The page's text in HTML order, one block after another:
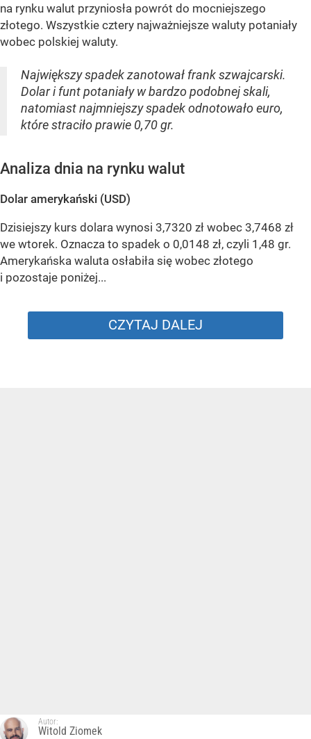
na rynku walut przyniosła powrót do mocniejszego
złotego. Wszystkie cztery najważniejsze waluty potaniały
wobec polskiej waluty.
Największy spadek zanotował frank szwajcarski.
Dolar i funt potaniały w bardzo podobnej skali,
natomiast najmniejszy spadek odnotowało euro,
które straciło prawie 0,70 gr.
Analiza dnia na rynku walut
Dolar amerykański (USD)
Dzisiejszy kurs dolara wynosi 3,7320 zł wobec 3,7468 zł
we wtorek. Oznacza to spadek o 0,0148 zł, czyli 1,48 gr.
Amerykańska waluta osłabiła się wobec złotego
i pozostaje poniżej...
CZYTAJ DALEJ
Autor:
Witold Ziomek